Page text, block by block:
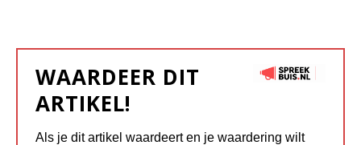
WAARDEER DIT
ARTIKEL!
Als je dit artikel waardeert en je waardering wilt